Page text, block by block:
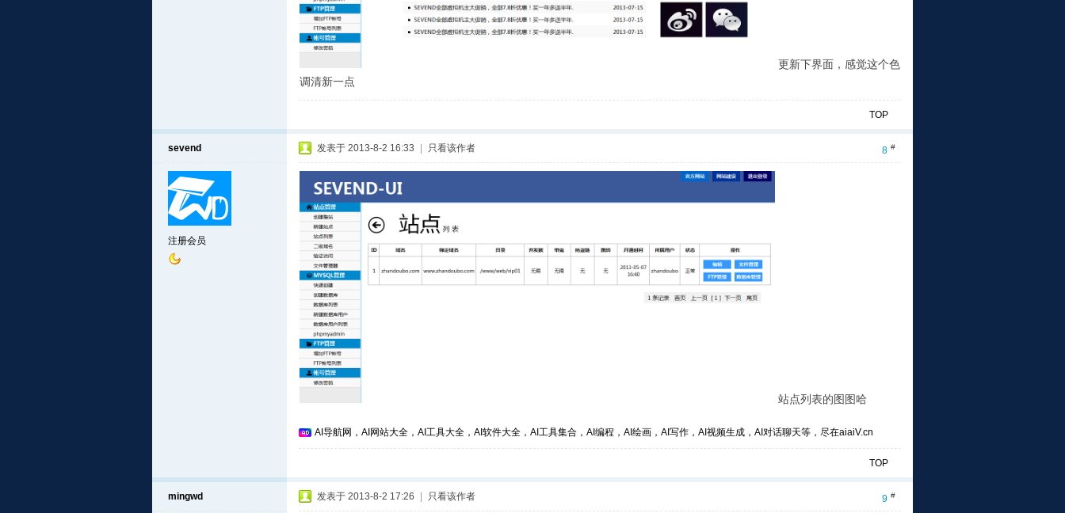
更新下界面，感觉这个色
调清新一点
TOP
sevend
注册会员
8 #
发表于 2013-8-2 16:33 只看该作者
站点列表的图图哈
AI导航网，AI网站大全，AI工具大全，AI软件大全，AI工具集合，AI编程，AI绘画，AI写作，AI视频生成，AI对话聊天等，尽在aiaiV.cn
TOP
mingwd 9 #
发表于 2013-8-2 17:26 只看该作者